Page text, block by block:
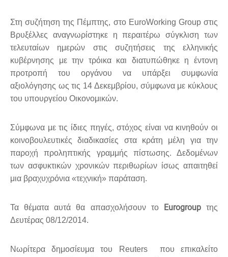
Στη συζήτηση της Πέμπτης, στο EuroWorking Group στις
Βρυξέλλες αναγνωρίστηκε η περαιτέρω σύγκλιση των
τελευταίων ημερών στις συζητήσεις της ελληνικής
κυβέρνησης με την τρόικα και διατυπώθηκε η έντονη
προτροπή του οργάνου να υπάρξει συμφωνία
αξιολόγησης ως τις 14 Δεκεμβρίου, σύμφωνα με κύκλους
του υπουργείου Οικονομικών.
Σύμφωνα με τις ίδιες πηγές, στόχος είναι να κινηθούν οι
κοινοβουλευτικές διαδικασίες στα κράτη μέλη για την
παροχή προληπτικής γραμμής πίστωσης. Δεδομένων
των ασφυκτικών χρονικών περιθωρίων ίσως απαιτηθεί
μια βραχυχρόνια «τεχνική» παράταση.
Τα θέματα αυτά θα απασχολήσουν το Eurogroupτης
Δευτέρας 08/12/2014.
Νωρίτερα δημοσίευμα του Reuters που επικαλείτο